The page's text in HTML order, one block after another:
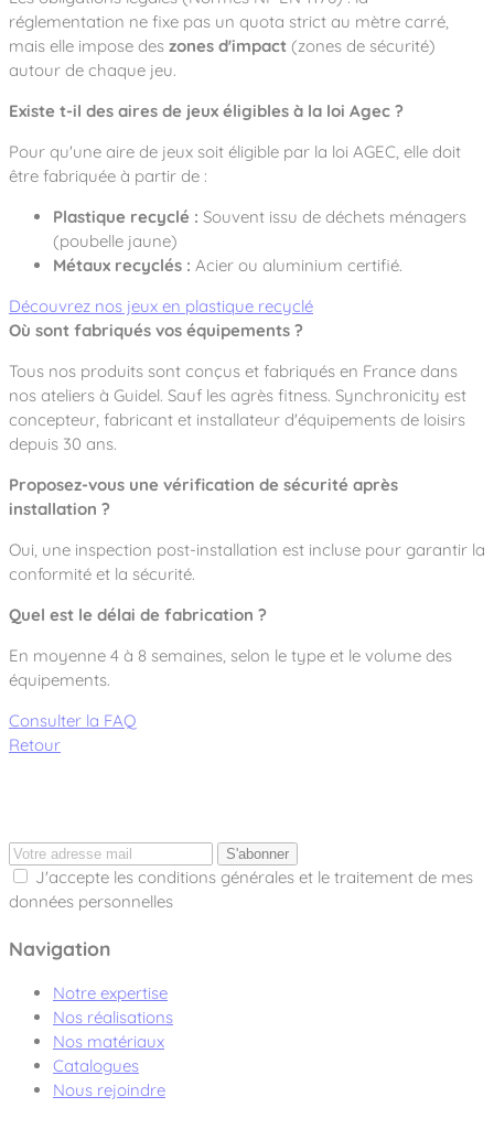
réglementation ne fixe pas un quota strict au mètre carré,
mais elle impose des zones d'impact (zones de sécurité)
autour de chaque jeu.
Existe t-il des aires de jeux éligibles à la loi Agec ?
Pour qu'une aire de jeux soit éligible par la loi AGEC, elle doit
être fabriquée à partir de :
Plastique recyclé : Souvent issu de déchets ménagers
(poubelle jaune)
Métaux recyclés : Acier ou aluminium certifié.
Découvrez nos jeux en plastique recyclé
Où sont fabriqués vos équipements ?
Tous nos produits sont conçus et fabriqués en France dans
nos ateliers à Guidel. Sauf les agrès fitness. Synchronicity est
concepteur, fabricant et installateur d'équipements de loisirs
depuis 30 ans.
Proposez-vous une vérification de sécurité après
installation ?
Oui, une inspection post-installation est incluse pour garantir la
conformité et la sécurité.
Quel est le délai de fabrication ?
En moyenne 4 à 8 semaines, selon le type et le volume des
équipements.
Consulter la FAQ
Retour
S'abonner
J'accepte les conditions générales et le traitement de mes
données personnelles
Navigation
Notre expertise
Nos réalisations
Nos matériaux
Catalogues
Nous rejoindre